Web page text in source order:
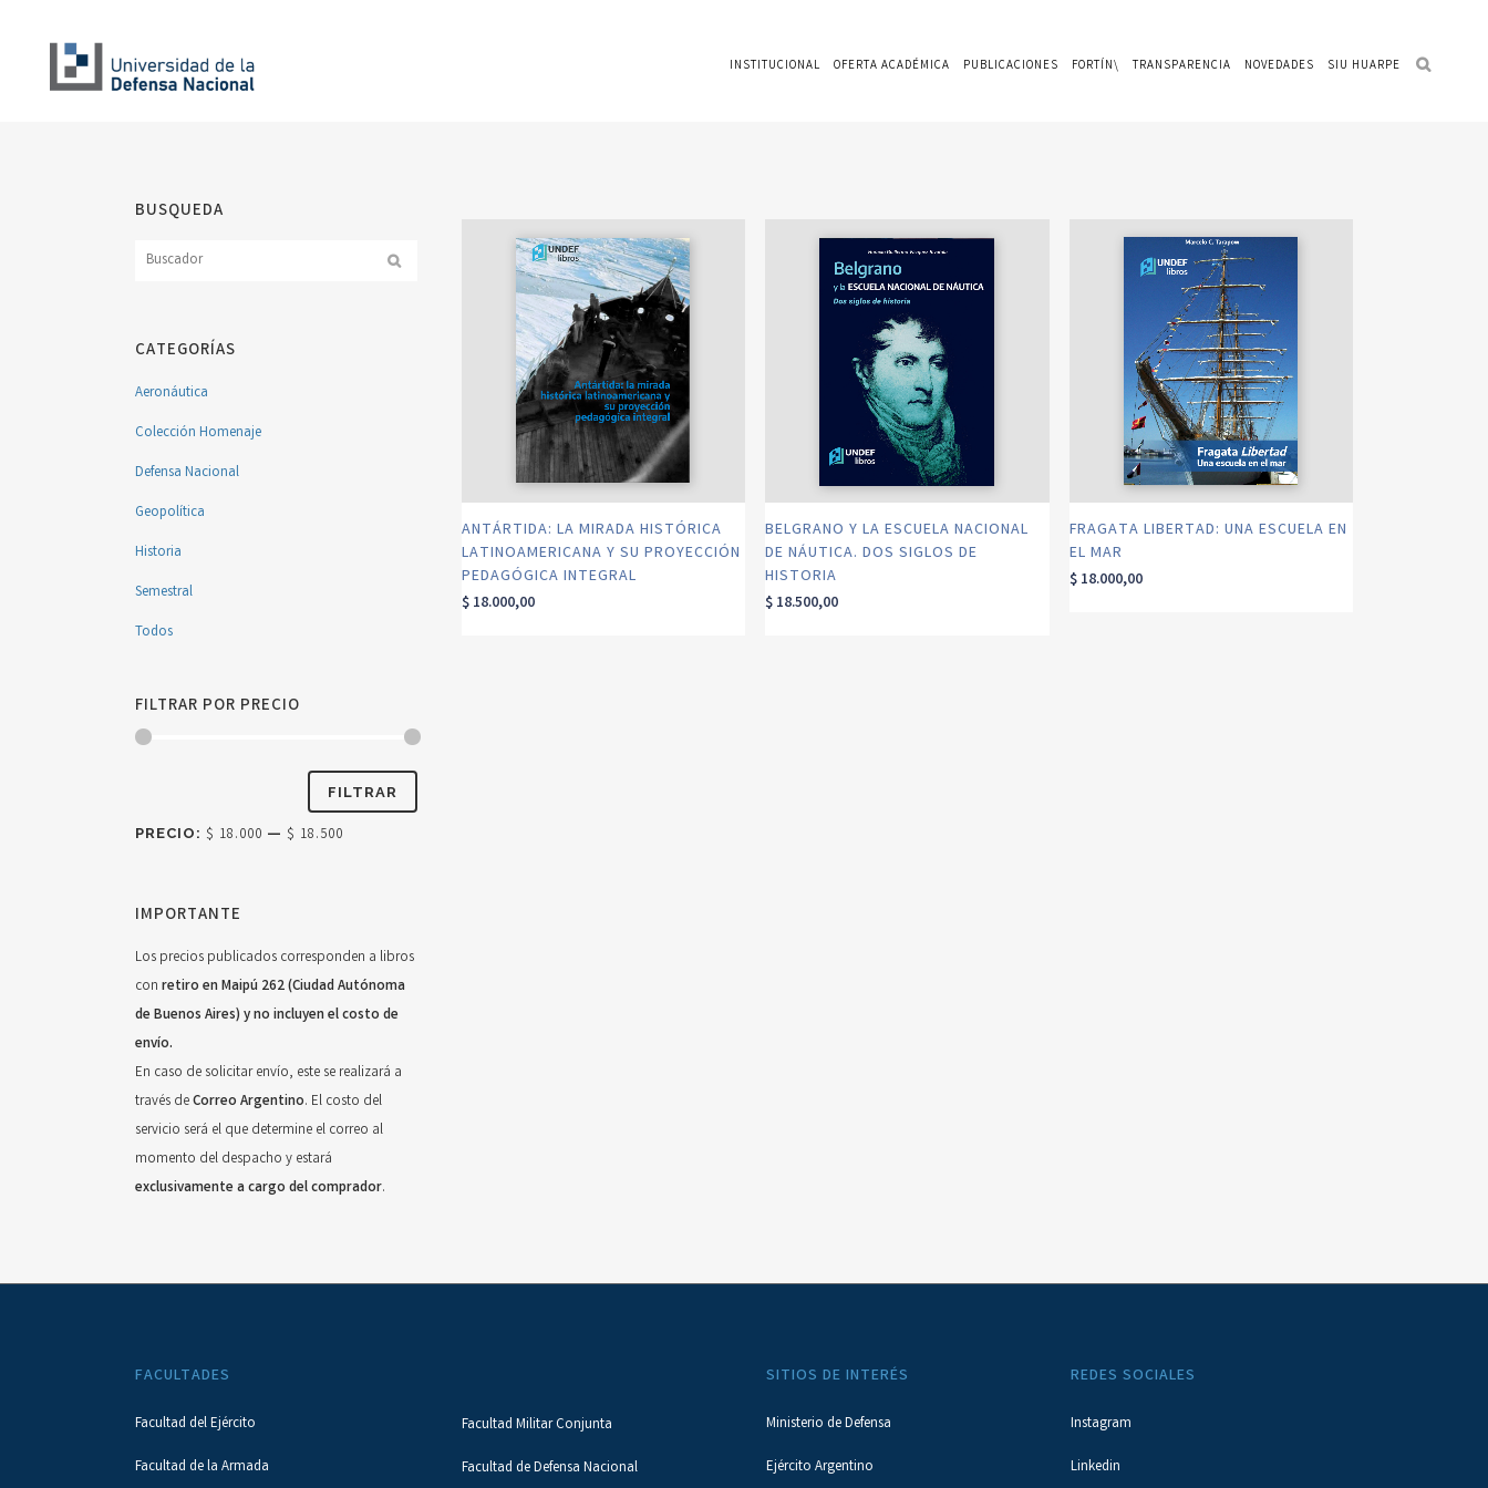
INSTITUCIONAL OFERTA ACADÉMICA PUBLICACIONES FORTÍN\ TRANSPARENCIA NOVEDADES SIU HUARPE
BUSQUEDA
CATEGORÍAS
Aeronáutica
Colección Homenaje
Defensa Nacional
Geopolítica
Historia
Semestral
Todos
FILTRAR POR PRECIO
FILTRAR
PRECIO: $ 18.000 — $ 18.500
IMPORTANTE
Los precios publicados corresponden a libros
con retiro en Maipú 262 (Ciudad Autónoma
de Buenos Aires) y no incluyen el costo de
envío.
En caso de solicitar envío, este se realizará a
través deCorreo Argentino. El costo del
servicio será el que determine el correo al
momento del despacho y estará
exclusivamente a cargo del comprador.
ANTÁRTIDA: LA MIRADA HISTÓRICA
LATINOAMERICANA Y SU PROYECCIÓN
PEDAGÓGICA INTEGRAL
$ 18.000,00
BELGRANO Y LA ESCUELA NACIONAL
DE NÁUTICA. DOS SIGLOS DE
HISTORIA
$ 18.500,00
FRAGATA LIBERTAD: UNA ESCUELA EN
EL MAR
$18.000,00
FACULTADES
Facultad del Ejército
Facultad de la Armada
Facultad Militar Conjunta
Facultad de Defensa Nacional
SITIOS DE INTERÉS
Ministerio de Defensa
Ejército Argentino
REDES SOCIALES
Instagram
Linkedin